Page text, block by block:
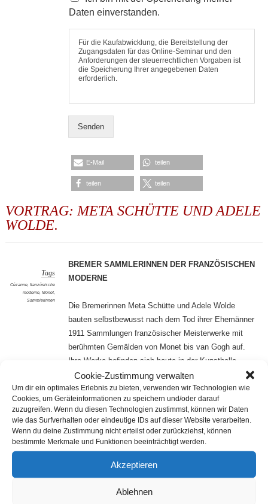
Cookie-Zustimmung verwalten
Um dir ein optimales Erlebnis zu bieten, verwenden wir Technologien wie
Cookies, um Geräteinformationen zu speichern und/oder darauf
zuzugreifen. Wenn du diesen Technologien zustimmst, können wir Daten
wie das Surfverhalten oder eindeutige IDs auf dieser Website verarbeiten.
Wenn du deine Zustimmung nicht erteilst oder zurückziehst, können
bestimmte Merkmale und Funktionen beeinträchtigt werden.
Akzeptieren
Ablehnen
Daten einverstanden.
Für die Kaufabwicklung, die Bereitstellung der
Zugangsdaten für das Online-Seminar und den
Anforderungen der steuerrechtlichen Vorgaben ist
die Speicherung Ihrer angegebenen Daten
erforderlich.
Senden
E-Mail teilen
teilen teilen
VORTRAG: META SCHÜTTE UND ADELE
WOLDE.
Tags
Cézanne, französische
moderne, Monet,
Sammlerinnen
BREMER SAMMLERINNEN DER FRANZÖSISCHEN
MODERNE
Die Bremerinnen Meta Schütte und Adele Wolde
bauten selbstbewusst nach dem Tod ihrer Ehemänner
1911 Sammlungen französischer Meisterwerke mit
berühmten Gemälden von Monet bis van Gogh auf.
Ihre Werke befinden sich heute in der Kunsthalle
Bremen und in großen Museen der Welt.
Termin: 07.01.2024, 11:30 – 13:00 Uhr
Kosten: € 6,- pro Person, Tickets erhalten Sie am Tag
des Vortrags direkt an der Kasse.
Veranstaltungsort: Kunsthalle Bremen, Am Wall 207,